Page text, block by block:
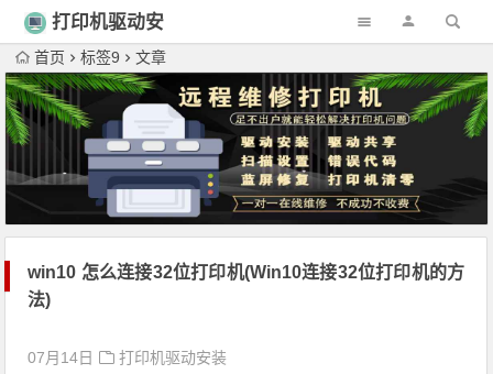
打印机驱动安
装首页 标签9 文章
win10 怎么连接32位打印机(Win10连接32位打印机的方
法)
07月14日 打印机驱动安装